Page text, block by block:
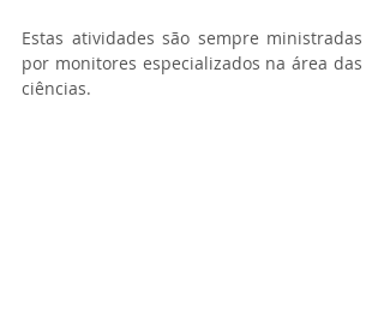
Estas atividades são sempre ministradas
por monitores especializados na área das
ciências.